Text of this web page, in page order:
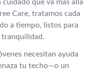
que va más allá
Care, tratamos cada
a tiempo, listos para
tranquilidad.
necesitan ayuda
tu techo—o un